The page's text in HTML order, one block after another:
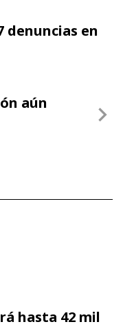
denuncias en
aún
hasta 42 mil